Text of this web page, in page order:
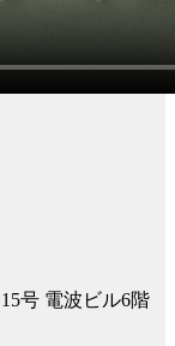
号 電波ビル6階